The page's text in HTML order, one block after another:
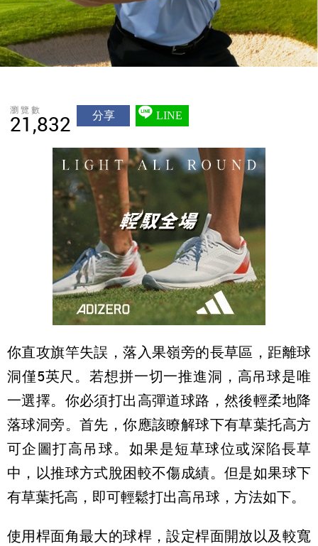
瀏覽數
21,832 分享 LINE
你直攻旗竿失誤，落入果嶺旁的長草區，距離球
洞僅5英尺。若想拼一切一推進洞，高吊球是唯
一選擇。你必須打出高彈道球路，然後輕柔地降
落球洞旁。首先，你應該瞭解球下有草葉托高方
可企圖打高吊球。如果是短草球位或深陷長草
中，以推球方式脫困較不傷成績。但是如果球下
有草葉托高，即可輕鬆打出高吊球，方法如下。
使用桿面角最大的球桿，設定桿面開放以及較寬